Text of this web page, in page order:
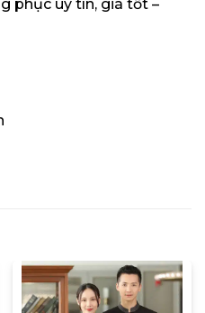
phục uy tín, giá tốt –